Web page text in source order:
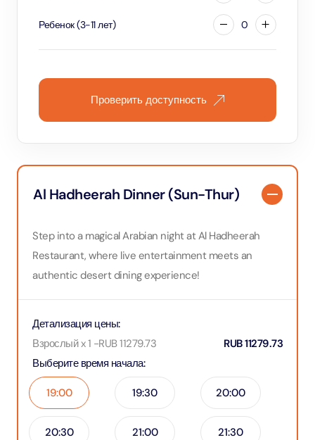
Al Hadheerah Dinner (Sun-Thur)
Step into a magical Arabian night at Al Hadheerah
Restaurant, where live entertainment meets an
authentic desert dining experience!
Выберите время начала:
19:00 19:30 20:00
20:30 21:00 21:30
Детализация цены:
Взрослый x 1 -RUB11279.73 RUB11279.73
Ребенок(3-11лет) 0
Проверить доступность